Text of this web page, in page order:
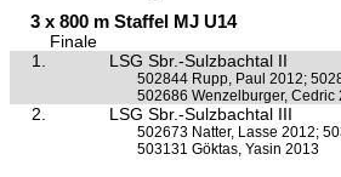
3 x 800 m Staffel MJ U14
Finale
1.
LSG Sbr.-Sulzbachtal II
502844 Rupp, Paul 2012;
502686 Wenzelburger, Cedric
2. LSG Sbr.-Sulzbachtal III
502673 Natter, Lasse 2012;
503131 Göktas, Yasin 2013